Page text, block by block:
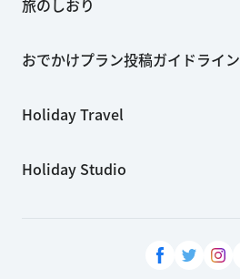
旅のしおり
おでかけプラン投稿ガイドライン
Holiday Travel
Holiday Studio